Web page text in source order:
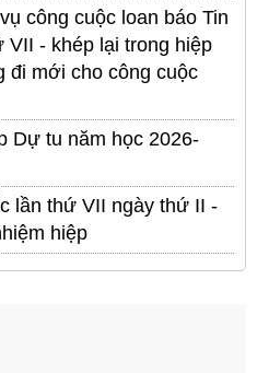
công cuộc loan báo Tin
VII - khép lại trong hiệp
đi mới cho công cuộc
Dự tu năm học 2026-
lần thứ VII ngày thứ II -
hiệp